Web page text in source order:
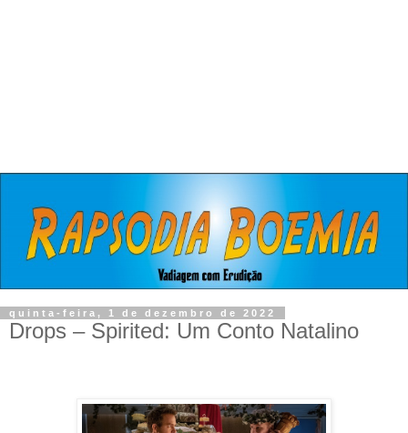
quinta-feira, 1 de dezembro de 2022
Drops – Spirited: Um Conto Natalino